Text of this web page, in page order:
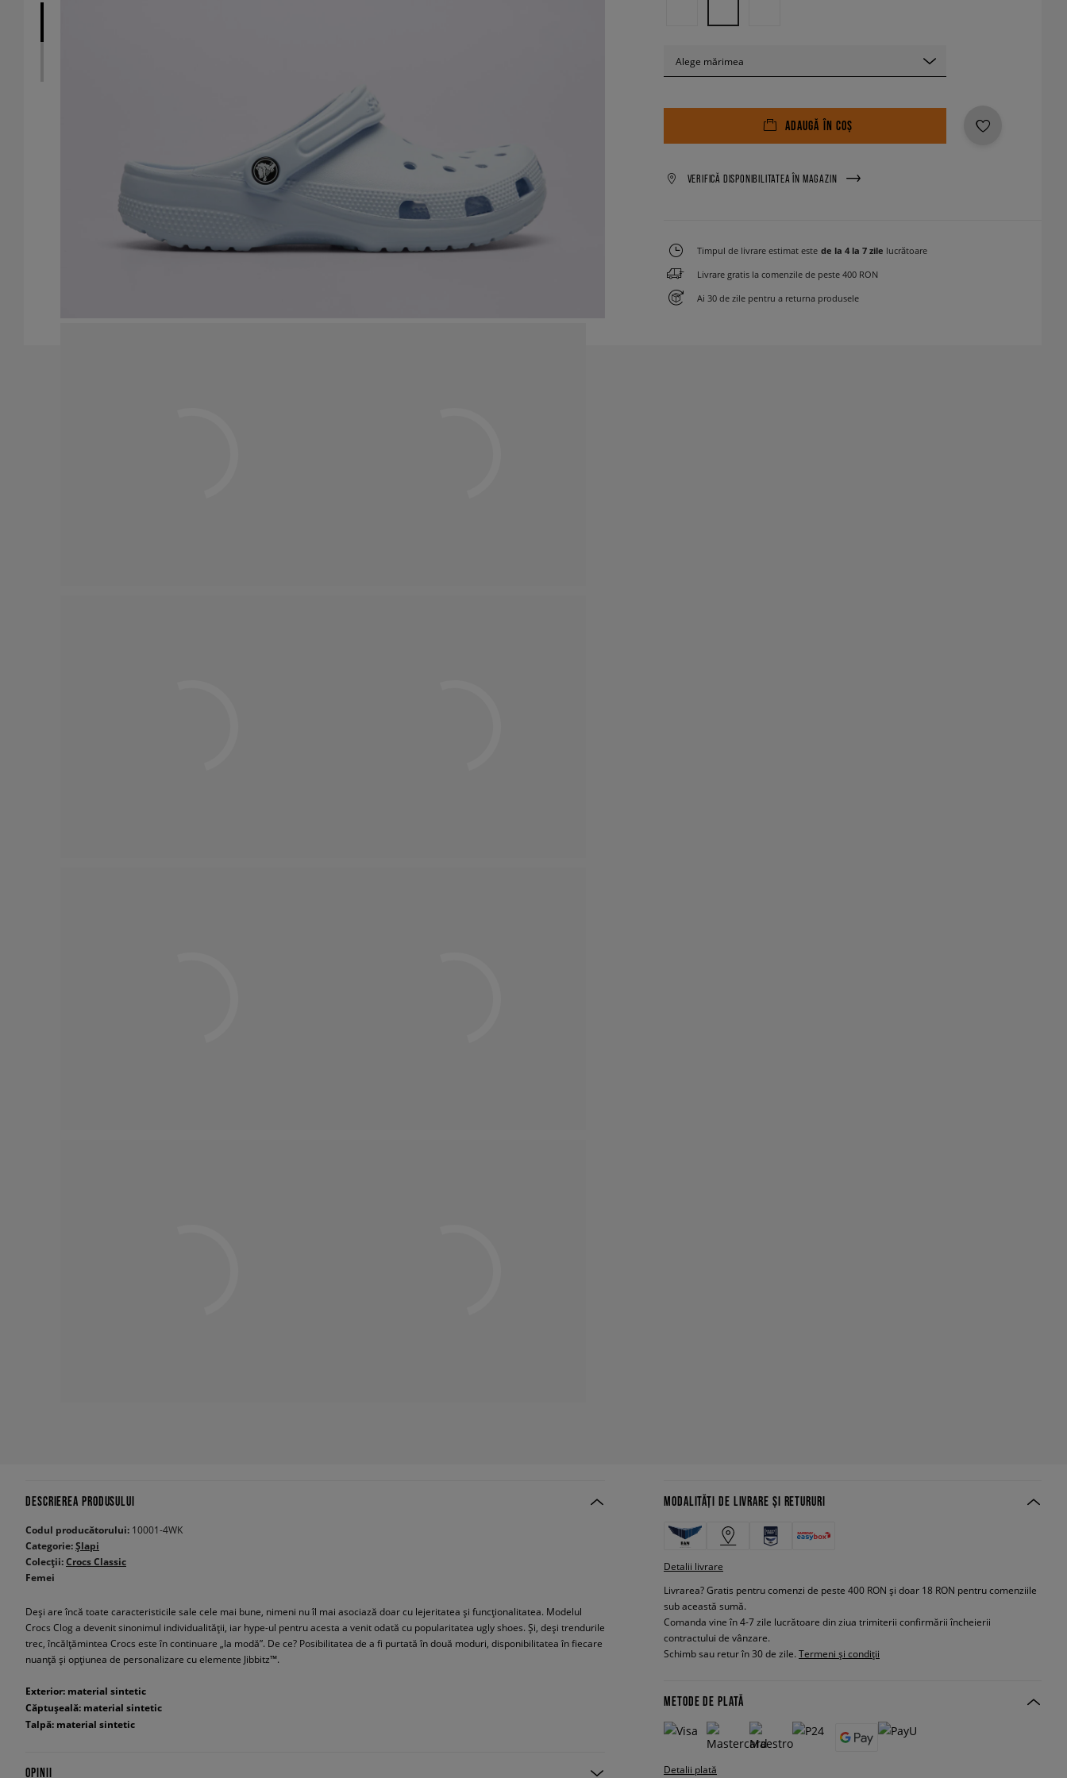
Alege mărimea
ADAUGĂ ÎN COȘ
VERIFICĂ DISPONIBILITATEA ÎN MAGAZIN
Timpul de livrare estimat este de la 4 la 7 zile lucrătoare
Livrare gratis la comenzile de peste 400 RON
Ai 30 de zile pentru a returna produsele
DESCRIEREA PRODUSULUI
Codul producătorului: 10001-4WK
Categorie:Șlapi
Colecții:Crocs Classic
Femei
Deși are încă toate caracteristicile sale cele mai bune, nimeni nu îl mai asociază doar cu lejeritatea și funcționalitatea. Modelul
Crocs Clog a devenit sinonimul individualității, iar hype-ul pentru acesta a venit odată cu popularitatea ugly shoes. Și, deși trendurile
trec, încălțămintea Crocs este în continuare „la modă”. De ce? Posibilitatea de a fi purtată în două moduri, disponibilitatea în fiecare
nuanță și opțiunea de personalizare cu elemente Jibbitz™.
Exterior: material sintetic
Căptușeală: material sintetic
Talpă: material sintetic
OPINII
MODALITĂȚI DE LIVRARE ȘI RETURURI
Detalii livrare
Livrarea? Gratis pentru comenzi de peste 400 RON și doar 18 RON pentru comenziile
sub această sumă.
Comanda vine în 4-7 zile lucrătoare din ziua trimiterii confirmării încheierii
contractului de vânzare.
Schimb sau retur în 30 de zile. Termeni și condiții
METODE DE PLATĂ
Detalii plată